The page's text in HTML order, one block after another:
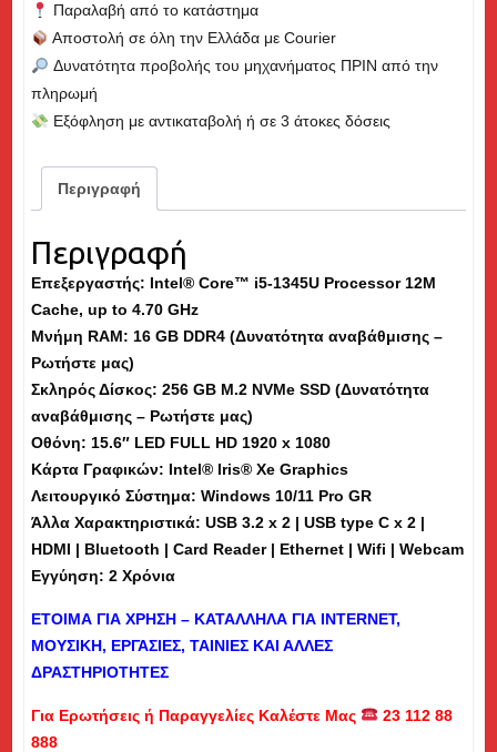
i5
up
to
4.70GHz,
16GB
256GB
M.2
SSD,
15.6"
-
Εκθεσιακό
(dm)
ποσότητα
Παραλαβή από το κατάστημα
Αποστολή σε όλη την Ελλάδα με Courier
Δυνατότητα προβολής του μηχανήματος ΠΡΙΝ από την
πληρωμή
Εξόφληση με αντικαταβολή ή σε 3 άτοκες δόσεις
Περιγραφή
Περιγραφή
Επεξεργαστής: Intel® Core™ i5-1345U Processor 12M
Cache, up to 4.70 GHz
Μνήμη RAM: 16 GB DDR4 (Δυνατότητα αναβάθμισης –
Ρωτήστε μας)
Σκληρός Δίσκος: 256 GB M.2 NVMe SSD (Δυνατότητα
αναβάθμισης – Ρωτήστε μας)
Οθόνη: 15.6″ LED FULL HD 1920 x 1080
Κάρτα Γραφικών: Intel® Iris® Xe Graphics
Λειτουργικό Σύστημα: Windows 10/11 Pro GR
Άλλα Χαρακτηριστικά: USB 3.2 x 2 | USB type C x 2 |
HDMI | Bluetooth | Card Reader | Ethernet | Wifi | Webcam
Εγγύηση: 2 Χρόνια
ΕΤΟΙΜΑ ΓΙΑ ΧΡΗΣΗ – ΚΑΤΑΛΛΗΛΑ ΓΙΑ INTERNET,
ΜΟΥΣΙΚΗ, ΕΡΓΑΣΙΕΣ, ΤΑΙΝΙΕΣ ΚΑΙ ΑΛΛΕΣ
ΔΡΑΣΤΗΡΙΟΤΗΤΕΣ
Για Ερωτήσεις ή Παραγγελίες Καλέστε Μας
23 112 88
888